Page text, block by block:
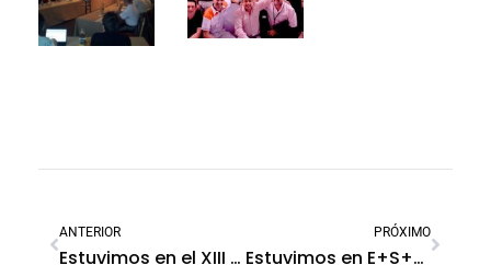
ANTERIOR
Estuvimos en el XIII Congreso Latinoamericano de automatización bancaria – Estados Unidos
PRÓXIMO
Estuvimos en E+S+S Colombia 2013